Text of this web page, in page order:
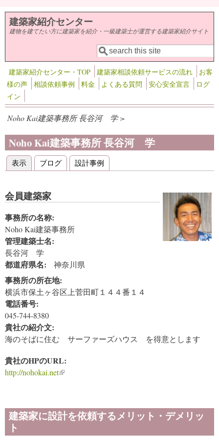
メインコンテンツに移動
建築家紹介センター
建物を建てたい方に建築家を紹介・一級建築士が運営する建築家紹介サイト
検索フォーム
検索
建築家紹介センター・TOP 建築家相談依頼サービスの流れ
お客
様の声
相談依頼事例 料金 よくある質問 安心安全宣言
ログ
イン
Noho Kai建築事務所 長谷河 学 >
Noho Kai建築事務所 長谷河 学
プライマリータブ
表示 (アクティブなタブ)
ブログ 設計事例
会員建築家
事務所の名称:
Noho Kai建築事務所
管理建築士名:
長谷河 学
都道府県名: 神奈川県
事務所の所在地:
横浜市保土ヶ谷区上菅田町１４４番１４
電話番号:
045-744-8380
貴社の紹介文:
海のそばに住む サーファーズハウス を得意とします
貴社のHPのURL:
http://nohokai.net(link is external)
建築家に設計を依頼するメリット・デメリッ
ト